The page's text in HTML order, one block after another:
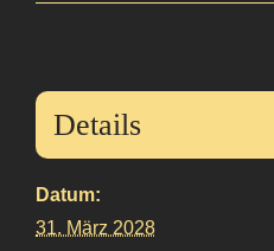
Details
Datum:
31. März 2028